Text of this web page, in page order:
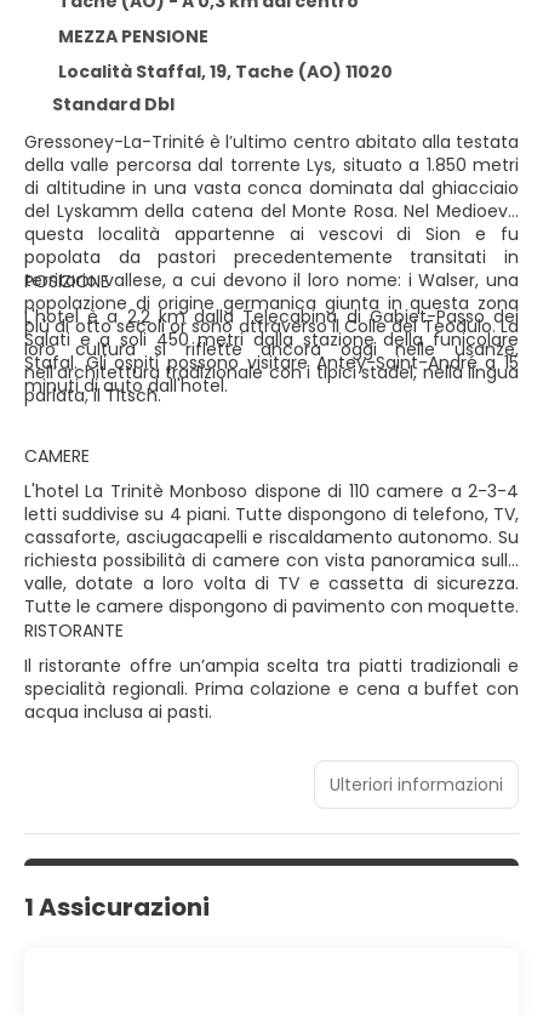
MEZZA PENSIONE
Località Staffal, 19, Tache (AO) 11020
Standard Dbl
Gressoney-La-Trinité è l’ultimo centro abitato alla testata
della valle percorsa dal torrente Lys, situato a 1.850 metri
di altitudine in una vasta conca dominata dal ghiacciaio
del Lyskamm della catena del Monte Rosa. Nel Medioevo
questa località appartenne ai vescovi di Sion e fu
popolata da pastori precedentemente transitati in
territorio vallese, a cui devono il loro nome: i Walser, una
popolazione di origine germanica giunta in questa zona
più di otto secoli or sono attraverso il Colle del Teodulo. La
loro cultura si riflette ancora oggi nelle usanze,
nell’architettura tradizionale con i tipici stadel, nella lingua
parlata, il Titsch.
POSIZIONE
L'hotel è a 2,2 km dalla Telecabina di Gabiet-Passo dei
Salati e a soli 450 metri dalla stazione della funicolare
Stafal. Gli ospiti possono visitare Antey-Saint-André a 15
minuti di auto dall'hotel.
CAMERE
L'hotel La Trinitè Monboso dispone di 110 camere a 2-3-4
letti suddivise su 4 piani. Tutte dispongono di telefono, TV,
cassaforte, asciugacapelli e riscaldamento autonomo. Su
richiesta possibilità di camere con vista panoramica sulla
valle, dotate a loro volta di TV e cassetta di sicurezza.
Tutte le camere dispongono di pavimento con moquette.
RISTORANTE
Il ristorante offre un’ampia scelta tra piatti tradizionali e
specialità regionali. Prima colazione e cena a buffet con
acqua inclusa ai pasti.
Ulteriori informazioni
1 Assicurazioni